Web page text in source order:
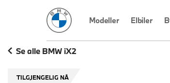
BMW Norge
Modeller Elbiler
Se alle BMW iX2
TILGJENGELIG NÅ